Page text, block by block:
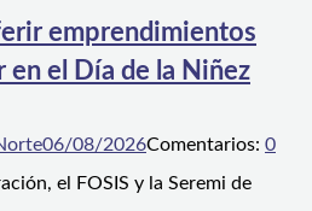
emprendimientos
en el Día de la Niñez
06/08/2026Comentarios: 0
el FOSIS y la Seremi de